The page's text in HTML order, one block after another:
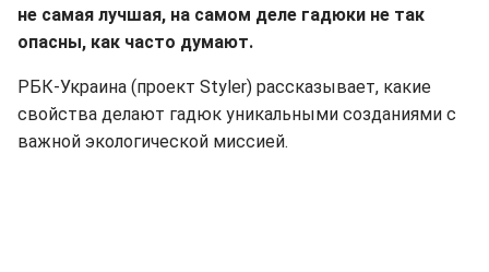
не самая лучшая, на самом деле гадюки не так
опасны, как часто думают.
РБК-Украина (проект Styler) рассказывает, какие
свойства делают гадюк уникальными созданиями с
важной экологической миссией.